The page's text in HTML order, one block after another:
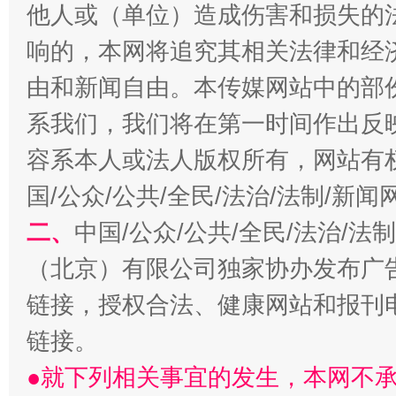
千年窑火 生生不息 一
他人或（单位）造成伤害和损失
响的，本网将追究其相关法律和
由和新闻自由。本传媒网站中的
系我们，我们将在第一时间作出
容系本人或法人版权所有，网站
国/公众/公共/全民/法治/法制/新闻
二、 中国/公众/公共/全民/法治/法
（北京）有限公司独家协办发布
链接，授权合法、健康网站和报
链接。
●就下列相关事宜的发生，本网不